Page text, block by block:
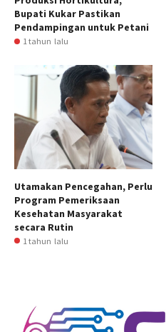
Bupati Kukar Pastikan
Pendampingan untuk Petani
1 tahun lalu
Utamakan Pencegahan, Perlu
Program Pemeriksaan
Kesehatan Masyarakat
secara Rutin
1 tahun lalu